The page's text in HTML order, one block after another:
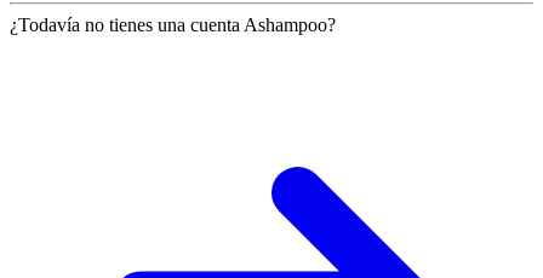
¿Todavía no tienes una cuenta Ashampoo?